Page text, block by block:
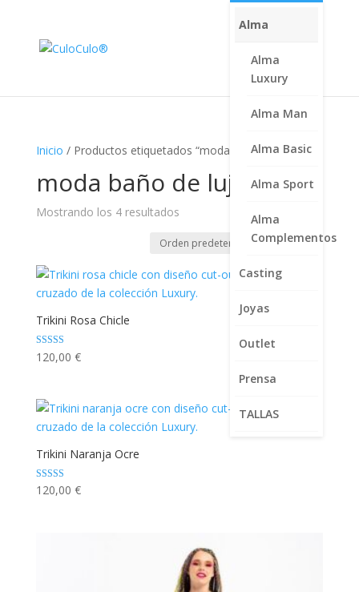
Alma
Alma
Luxury
Alma Man
Alma Basic
Alma Sport
Alma
Complementos
Casting
Joyas
Outlet
Prensa
TALLAS
Inicio / Productos etiquetados “moda baño de lujo”
moda baño de lujo
Mostrando los 4 resultados
Trikini Rosa Chicle
Valorado con
5.00
120,00 €
Trikini Naranja Ocre
Valorado con
5.00
120,00 €